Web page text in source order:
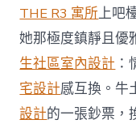
THE R3 寓所上吧
她那極度鎮靜且優
生社區室內設計
宅設計感互換。牛
設計的一張鈔票，